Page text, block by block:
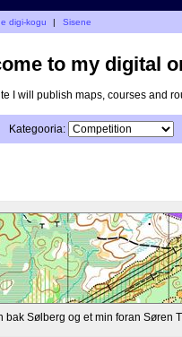
digi-kogu | Sisene
to my digital
I will publish maps, courses and
Kategooria:
bak Sølberg og et min foran